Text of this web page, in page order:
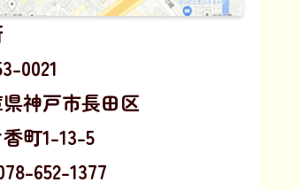
0021
神戸市長田区
町1-13-5
652-1377